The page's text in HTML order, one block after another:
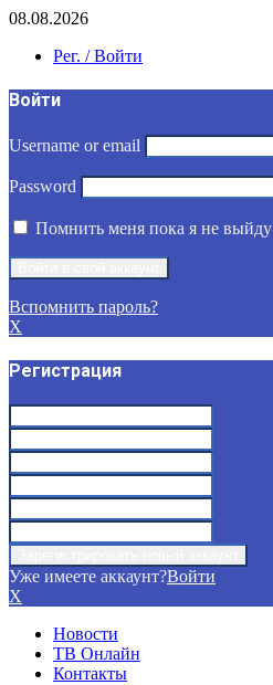
08.08.2026
Рег. / Войти
Войти
Username or email
Password
Помнить меня пока я не выйду
Вспомнить пароль?
X
Регистрация
Уже имеете аккаунт?Войти
X
Новости
ТВ Онлайн
Контакты